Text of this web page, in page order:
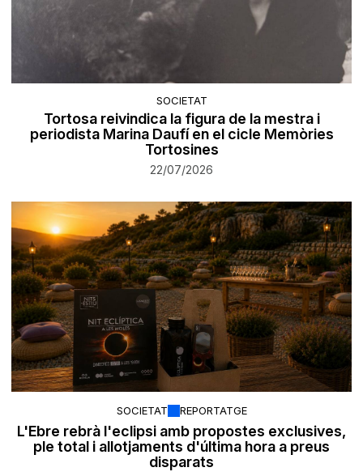
SOCIETAT
Tortosa reivindica la figura de la mestra i
periodista Marina Daufí en el cicle Memòries
Tortosines
22/07/2026
SOCIETAT REPORTATGE
L'Ebre rebrà l'eclipsi amb propostes exclusives,
ple total i allotjaments d'última hora a preus
disparats